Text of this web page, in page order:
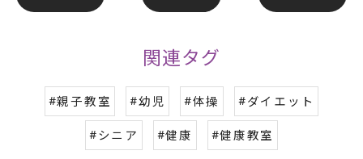
関連タグ
#親子教室 #幼児 #体操 #ダイエット
#シニア #健康 #健康教室